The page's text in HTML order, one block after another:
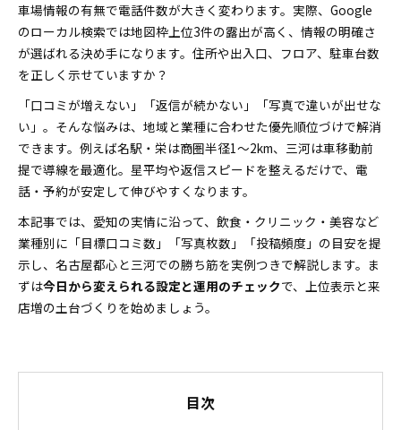
車場情報の有無で電話件数が大きく変わります。実際、Google
のローカル検索では地図枠上位3件の露出が高く、情報の明確さ
が選ばれる決め手になります。住所や出入口、フロア、駐車台数
を正しく示せていますか？
「口コミが増えない」「返信が続かない」「写真で違いが出せな
い」。そんな悩みは、地域と業種に合わせた優先順位づけで解消
できます。例えば名駅・栄は商圏半径1～2km、三河は車移動前
提で導線を最適化。星平均や返信スピードを整えるだけで、電
話・予約が安定して伸びやすくなります。
本記事では、愛知の実情に沿って、飲食・クリニック・美容など
業種別に「目標口コミ数」「写真枚数」「投稿頻度」の目安を提
示し、名古屋都心と三河での勝ち筋を実例つきで解説します。ま
ずは今日から変えられる設定と運用のチェックで、上位表示と来
店増の土台づくりを始めましょう。
目次